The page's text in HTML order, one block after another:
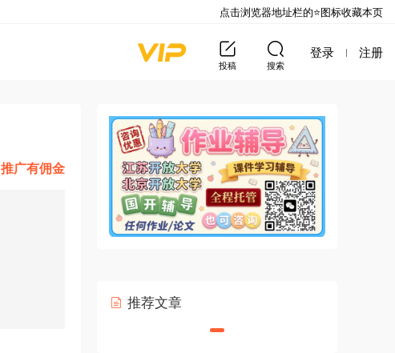
投稿 搜索
登录 注册
推广有佣金
推荐文章
点击浏览器地址栏的⭐图标收藏本页